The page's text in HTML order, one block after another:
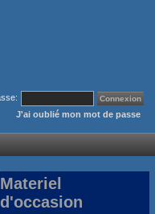
J'ai oublié mon mot de passe
Materiel
d'occasion